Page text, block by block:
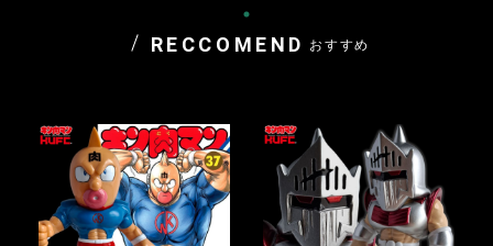
RECCOMEND おすすめ